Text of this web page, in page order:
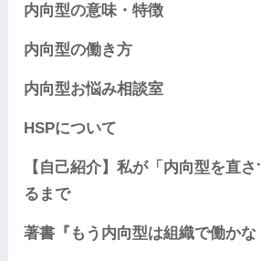
内向型の意味・特徴
内向型の働き方
内向型お悩み相談室
HSPについて
【自己紹介】私が「内向型を直
るまで
著書『もう内向型は組織で働かな